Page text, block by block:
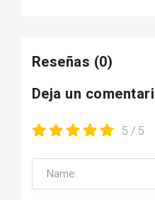
Reseñas (0)
Deja un
5 / 5